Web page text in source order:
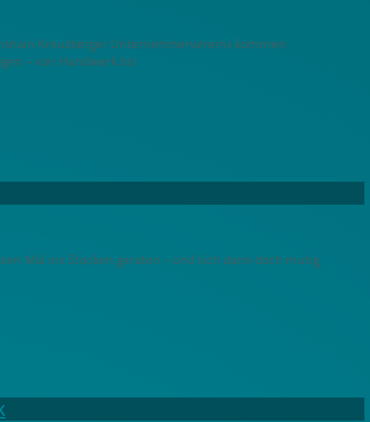
Kreuzberger Unternehmervereins kommen
– von Handwerk bis
Mal ins Stocken geraten – und sich dann doch mutig